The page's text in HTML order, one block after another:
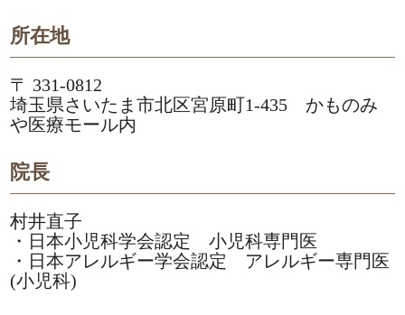
所在地
〒 331-0812
埼玉県さいたま市北区宮原町1-435 かものみ
や医療モール内
院長
村井直子
・日本小児科学会認定 小児科専門医
・日本アレルギー学会認定 アレルギー専門医
(小児科)